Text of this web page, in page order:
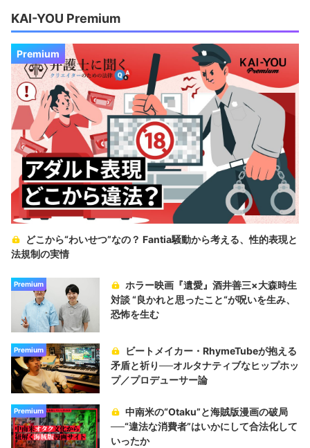
KAI-YOU Premium
Premium
どこから“わいせつ”なの？ Fantia騒動から考える、性的表現と
法規制の実情
Premium
ホラー映画『遺愛』酒井善三×大森時生
対談 “良かれと思ったこと“が呪いを生み、
恐怖を生む
Premium
ビートメイカー・RhymeTubeが抱える
矛盾と祈り──オルタナティブなヒップホッ
プ／プロデューサー論
Premium
中南米の“Otaku”と海賊版漫画の破局
──“違法な消費者”はいかにして合法化して
いったか